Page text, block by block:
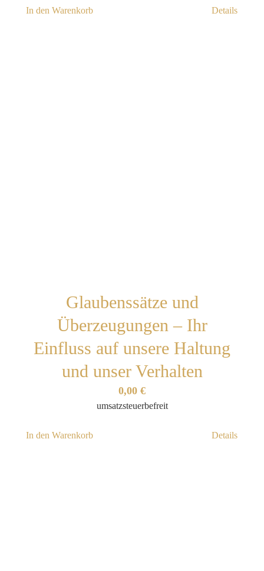
In den Warenkorb Details
Glaubenssätze und
Überzeugungen – Ihr
Einfluss auf unsere Haltung
und unser Verhalten
0,00 €
umsatzsteuerbefreit
In den Warenkorb Details